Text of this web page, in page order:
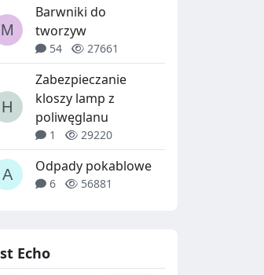
Barwniki do
tworzyw
54 27661
Zabezpieczanie
kloszy lamp z
poliwęglanu
1 29220
Odpady pokablowe
6 56881
Echo